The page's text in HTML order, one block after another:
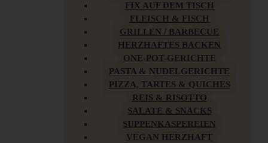
FIX AUF DEM TISCH
FLEISCH & FISCH
GRILLEN / BARBECUE
HERZHAFTES BACKEN
ONE-POT-GERICHTE
PASTA & NUDELGERICHTE
PIZZA, TARTES & QUICHES
REIS & RISOTTO
SALATE & SNACKS
SUPPENKASPEREIEN
VEGAN HERZHAFT